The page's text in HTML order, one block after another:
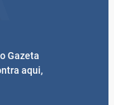
Gazeta
aqui,